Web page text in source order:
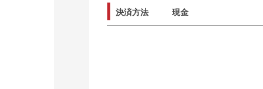
決済方法 現金